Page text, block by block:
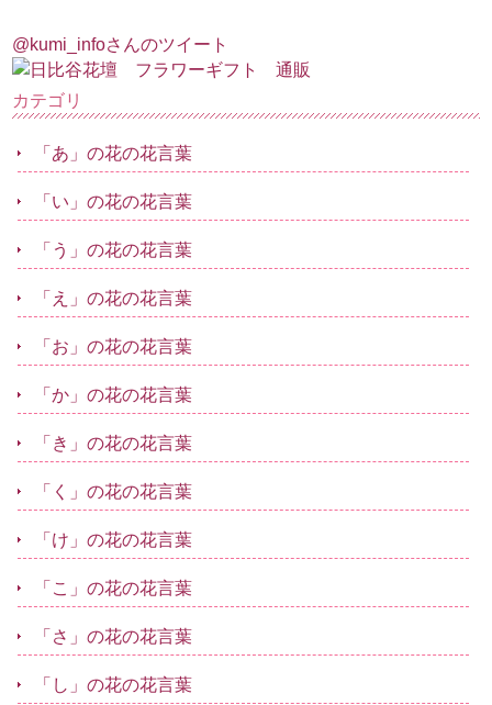
@kumi_infoさんのツイート
カテゴリ
「あ」の花の花言葉
「い」の花の花言葉
「う」の花の花言葉
「え」の花の花言葉
「お」の花の花言葉
「か」の花の花言葉
「き」の花の花言葉
「く」の花の花言葉
「け」の花の花言葉
「こ」の花の花言葉
「さ」の花の花言葉
「し」の花の花言葉